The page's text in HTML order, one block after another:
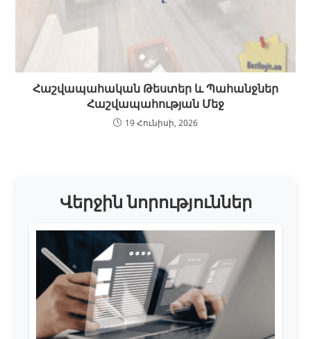
Հաշվապահական Թեստեր և Պահանջներ
Հաշվապահության Մեջ
19 Հունիսի, 2026
Վերջին նորություններ